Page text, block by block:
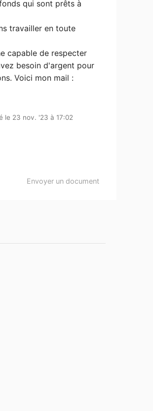
qui sont prêts à
travailler en toute
capable de respecter
besoin d'argent pour
Voici mon mail :
le 23 nov. '23 à 17:02
Envoyer un document